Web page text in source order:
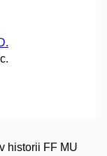
historii FF MU